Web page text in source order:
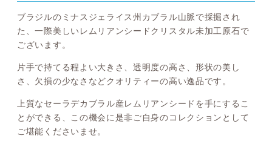
ブラジルのミナスジェライス州カブラル山脈で採掘され
た、一際美しいレムリアンシードクリスタル未加工原石で
ございます。
片手で持てる程よい大きさ、透明度の高さ、形状の美し
さ、欠損の少なさなどクオリティーの高い逸品です。
上質なセーラデカブラル産レムリアンシードを手にするこ
とができる、この機会に是非ご自身のコレクションとして
ご堪能くださいませ。